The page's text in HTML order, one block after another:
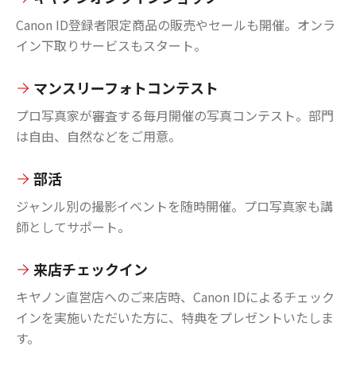
Canon ID登録者限定商品の販売やセールも開催。オンラ
イン下取りサービスもスタート。
マンスリーフォトコンテスト
プロ写真家が審査する毎月開催の写真コンテスト。部門
は自由、自然などをご用意。
部活
ジャンル別の撮影イベントを随時開催。プロ写真家も講
師としてサポート。
来店チェックイン
キヤノン直営店へのご来店時、Canon IDによるチェック
インを実施いただいた方に、特典をプレゼントいたしま
す。